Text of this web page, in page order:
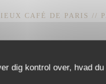
dig kontrol over, hvad
CAFÉ DE PARIS //
nom ? Le Procope. Un